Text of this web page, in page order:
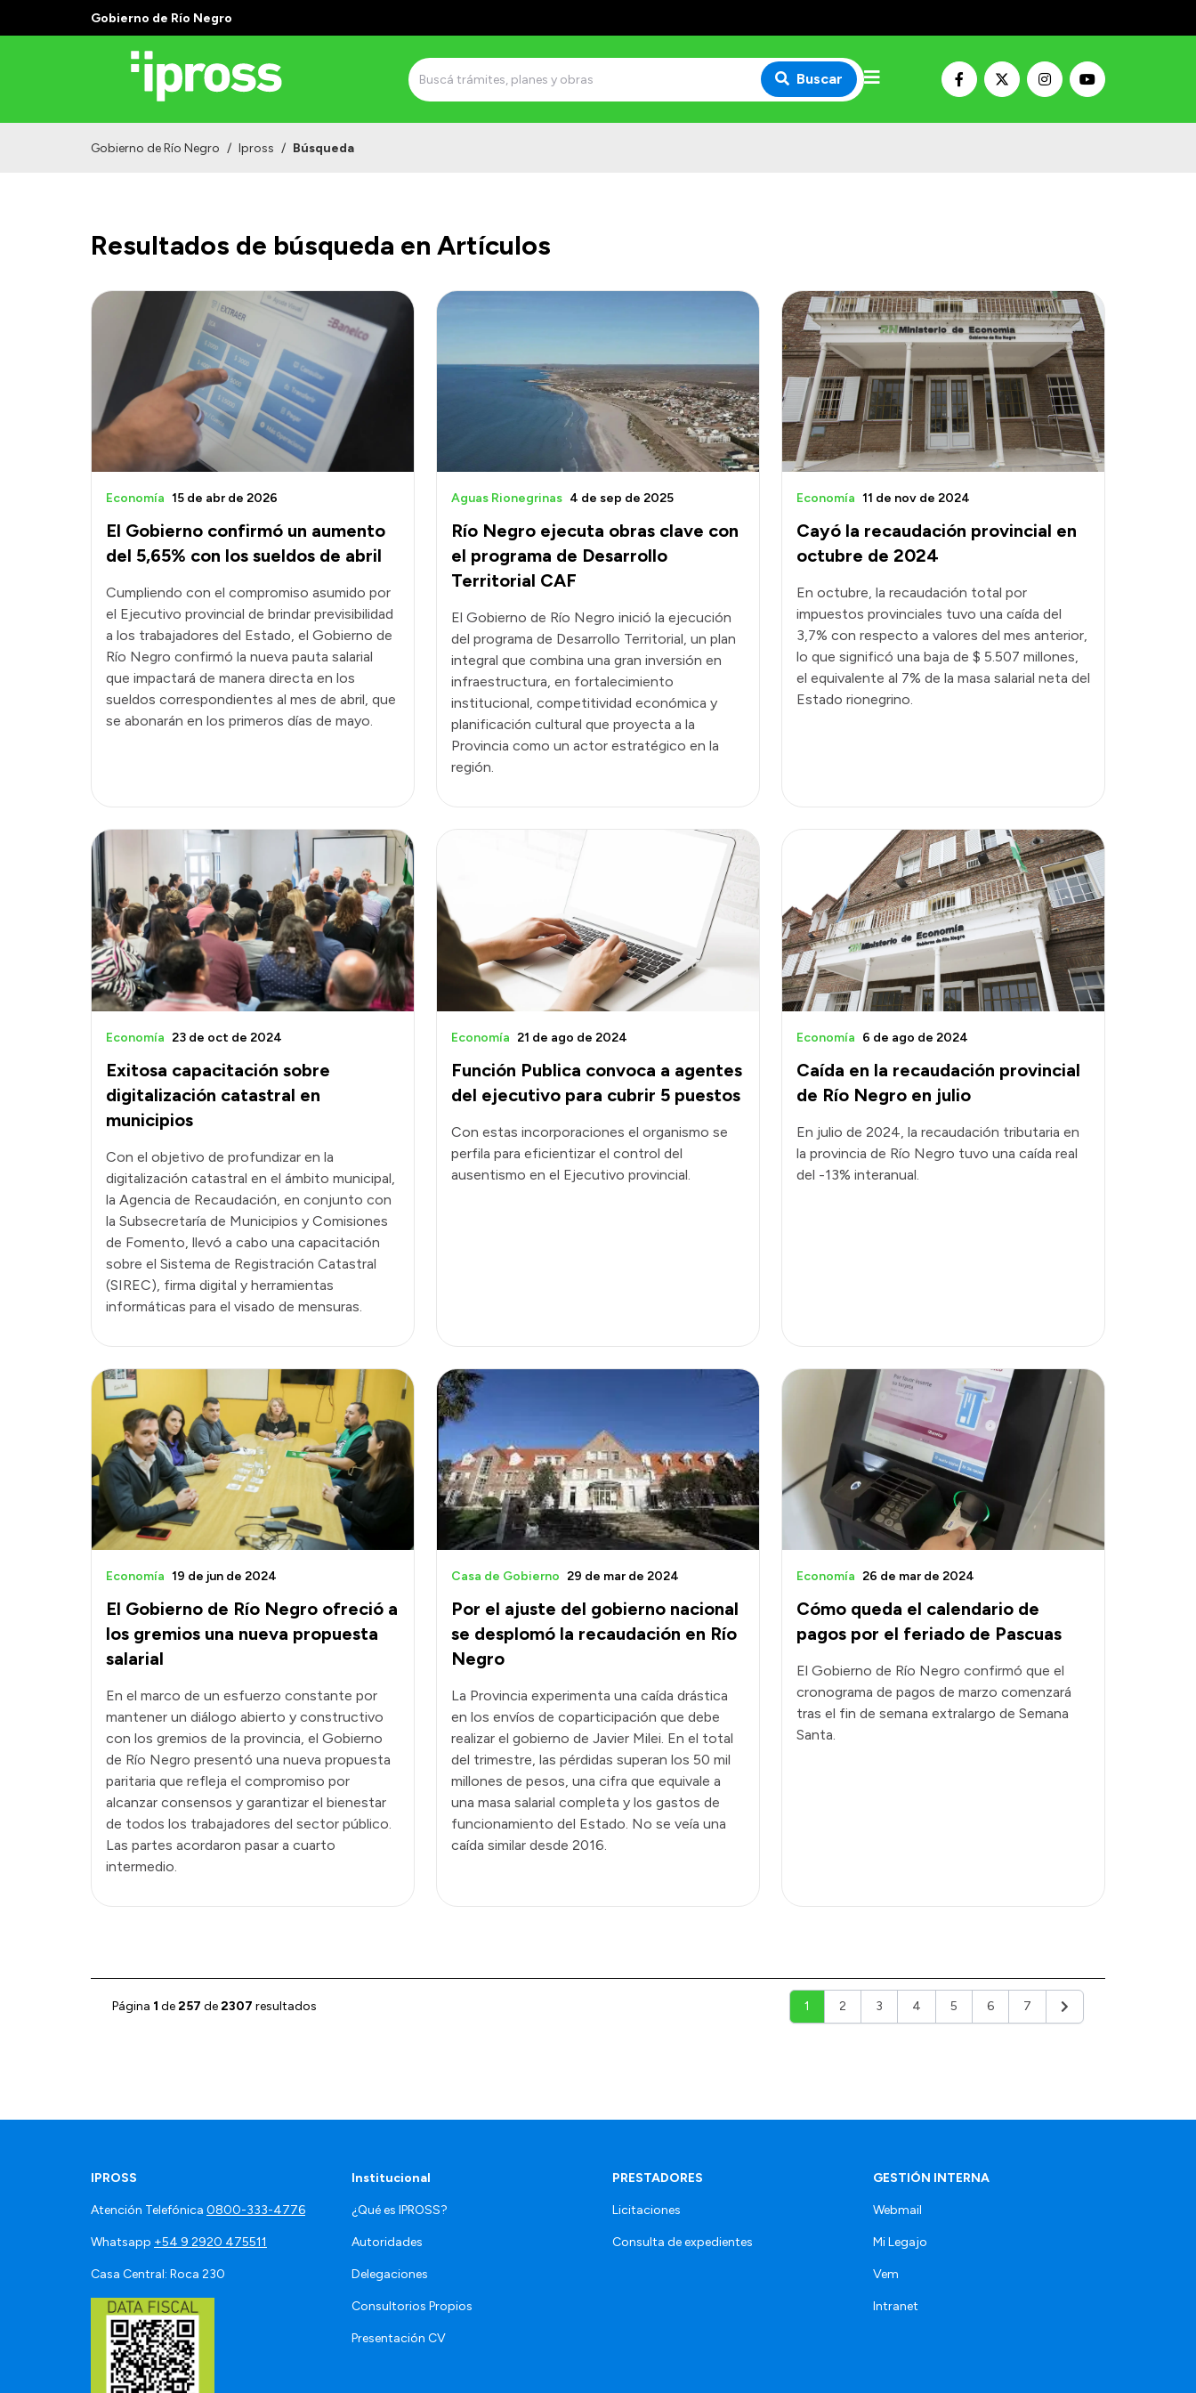
Gobierno de Río Negro
Buscar
Gobierno de Río Negro / Ipross / Búsqueda
Resultados de búsqueda en Artículos
El Gobierno confirmó un aumento
del 5,65% con los sueldos de abril
Economía 15 de abr de 2026
Cumpliendo con el compromiso asumido por
el Ejecutivo provincial de brindar previsibilidad
a los trabajadores del Estado, el Gobierno de
Río Negro confirmó la nueva pauta salarial
que impactará de manera directa en los
sueldos correspondientes al mes de abril, que
se abonarán en los primeros días de mayo.
Río Negro ejecuta obras clave con
el programa de Desarrollo
Territorial CAF
Aguas Rionegrinas 4 de sep de 2025
El Gobierno de Río Negro inició la ejecución
del programa de Desarrollo Territorial, un plan
integral que combina una gran inversión en
infraestructura, en fortalecimiento
institucional, competitividad económica y
planificación cultural que proyecta a la
Provincia como un actor estratégico en la
región.
Cayó la recaudación provincial en
octubre de 2024
Economía 11 de nov de 2024
En octubre, la recaudación total por
impuestos provinciales tuvo una caída del
3,7% con respecto a valores del mes anterior,
lo que significó una baja de $ 5.507 millones,
el equivalente al 7% de la masa salarial neta del
Estado rionegrino.
Exitosa capacitación sobre
digitalización catastral en
municipios
Economía 23 de oct de 2024
Con el objetivo de profundizar en la
digitalización catastral en el ámbito municipal,
la Agencia de Recaudación, en conjunto con
la Subsecretaría de Municipios y Comisiones
de Fomento, llevó a cabo una capacitación
sobre el Sistema de Registración Catastral
(SIREC), firma digital y herramientas
informáticas para el visado de mensuras.
Función Publica convoca a agentes
del ejecutivo para cubrir 5 puestos
Economía 21 de ago de 2024
Con estas incorporaciones el organismo se
perfila para eficientizar el control del
ausentismo en el Ejecutivo provincial.
Caída en la recaudación provincial
de Río Negro en julio
Economía 6 de ago de 2024
En julio de 2024, la recaudación tributaria en
la provincia de Río Negro tuvo una caída real
del -13% interanual.
El Gobierno de Río Negro ofreció a
los gremios una nueva propuesta
salarial
Economía 19 de jun de 2024
En el marco de un esfuerzo constante por
mantener un diálogo abierto y constructivo
con los gremios de la provincia, el Gobierno
de Río Negro presentó una nueva propuesta
paritaria que refleja el compromiso por
alcanzar consensos y garantizar el bienestar
de todos los trabajadores del sector público.
Las partes acordaron pasar a cuarto
intermedio.
Por el ajuste del gobierno nacional
se desplomó la recaudación en Río
Negro
Casa de Gobierno 29 de mar de 2024
La Provincia experimenta una caída drástica
en los envíos de coparticipación que debe
realizar el gobierno de Javier Milei. En el total
del trimestre, las pérdidas superan los 50 mil
millones de pesos, una cifra que equivale a
una masa salarial completa y los gastos de
funcionamiento del Estado. No se veía una
caída similar desde 2016.
Cómo queda el calendario de
pagos por el feriado de Pascuas
Economía 26 de mar de 2024
El Gobierno de Río Negro confirmó que el
cronograma de pagos de marzo comenzará
tras el fin de semana extralargo de Semana
Santa.
Página 1 de257 de2307 resultados 1 2 3 4 5 6 7 Siguiente
IPROSS
Atención Telefónica 0800-333-4776
Whatsapp +54 9 2920 475511
Casa Central: Roca 230
Institucional
¿Qué es IPROSS?
Autoridades
Delegaciones
Consultorios Propios
Presentación CV
PRESTADORES
Licitaciones
Consulta de expedientes
GESTIÓN INTERNA
Webmail
Mi Legajo
Vem
Intranet